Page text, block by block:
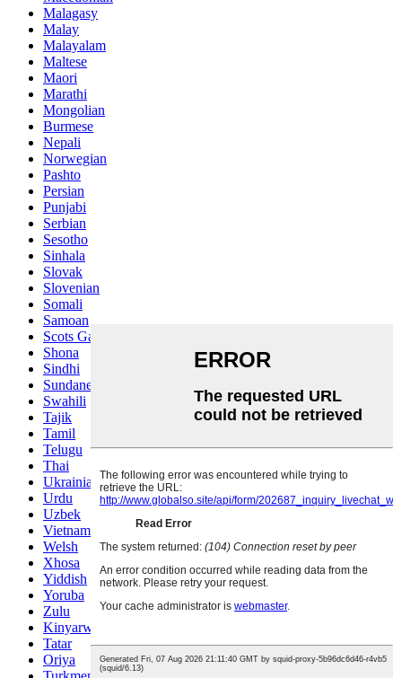
Malagasy
Malay
Malayalam
Maltese
Maori
Marathi
Mongolian
Burmese
Nepali
Norwegian
Pashto
Persian
Punjabi
Serbian
Sesotho
Sinhala
Slovak
Slovenian
Somali
Samoan
Scots Gaelic
Shona
Sindhi
Sundanese
Swahili
Tajik
Tamil
Telugu
Thai
Ukrainian
Urdu
Uzbek
Vietnamese
Welsh
Xhosa
Yiddish
Yoruba
Zulu
Kinyarwanda
Tatar
Oriya